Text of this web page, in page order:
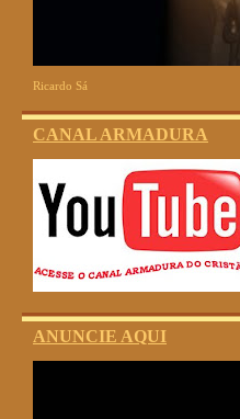
Ricardo Sá
CANAL ARMADURA
ANUNCIE AQUI